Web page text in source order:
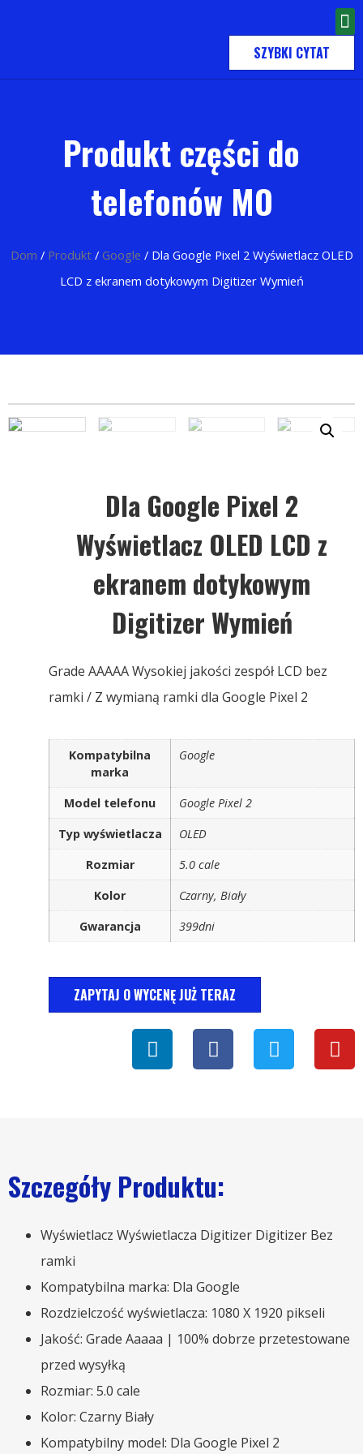
SZYBKI CYTAT
Produkt części do
telefonów MO
Dom / Produkt/ Google / Dla Google Pixel 2 Wyświetlacz OLED
LCD z ekranem dotykowym Digitizer Wymień
Dla Google Pixel 2
Wyświetlacz OLED LCD z
ekranem dotykowym
Digitizer Wymień
Grade AAAAA Wysokiej jakości zespół LCD bez
ramki / Z wymianą ramki dla Google Pixel 2
Kompatybilna
marka
Google
Model telefonu
Google Pixel 2
Typ wyświetlacza
OLED
Rozmiar
5.0 cale
Kolor
Czarny, Biały
Gwarancja
399dni
ZAPYTAJ O WYCENĘ JUŻ TERAZ
Szczegóły Produktu:
Wyświetlacz Wyświetlacza Digitizer Digitizer Bez
ramki
Kompatybilna marka: Dla Google
Rozdzielczość wyświetlacza: 1080 X 1920 pikseli
Jakość: Grade Aaaaa | 100% dobrze przetestowane
przed wysyłką
Rozmiar: 5.0 cale
Kolor: Czarny Biały
Kompatybilny model: Dla Google Pixel 2